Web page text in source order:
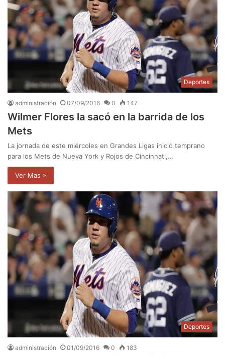
Deportes
administración 07/09/2016 0 147
Wilmer Flores la sacó en la barrida de los
Mets
La jornada de este miércoles en Grandes Ligas inició temprano
para los Mets de Nueva York y Rojos de Cincinnati,…
Ver Mas »
Deportes
administración 01/09/2016 0 183